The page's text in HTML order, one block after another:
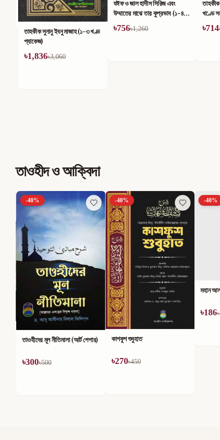
তাহকীক সুনানু ইবনু মাজাহ (১-৩ খণ্ড
প্যাকেজ)
৳1,836৳3,060
যঈফ ও জাল হাদীস সিরিজ এবং
উম্মাতের মাঝে তার কুপ্রভাব (১-৪)
৳756৳1,260
খণ্ডে
৳714৳
তাওহীদ ও আক্বিদা
-40%
তাওহীদের মূল নীতিমালা (আর্ট পেপার)
৳300
-40%
কাশফুশ শুবুহাত
৳270 450
-40%
মহান
৳186 ৳